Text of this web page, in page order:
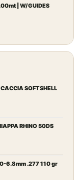
| W/GUIDES
SOFTSHELL
RHINO 50DS
6.8mm .277 110 gr